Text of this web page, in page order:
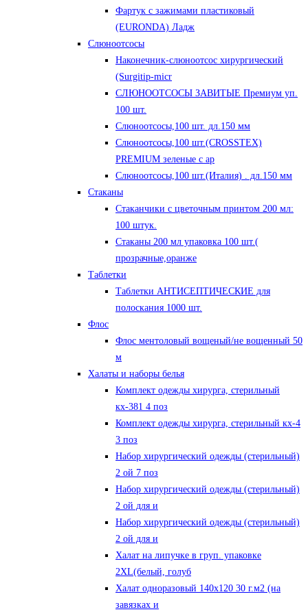
Фартук с зажимами пластиковый
(EURONDA) Ладж
Слюноотсосы
Наконечник-слюноотсос хирургический
(Surgitip-micr
СЛЮНООТСОСЫ ЗАВИТЫЕ Премиум уп.
100 шт.
Слюноотсосы,100 шт. дл.150 мм
Слюноотсосы,100 шт.(CROSSTEX)
PREMIUM зеленые с ар
Слюноотсосы,100 шт.(Италия) . дл.150 мм
Стаканы
Стаканчики с цветочным принтом 200 мл:
100 штук.
Стаканы 200 мл упаковка 100 шт.(
прозрачные,оранже
Таблетки
Таблетки АНТИСЕПТИЧЕСКИЕ для
полоскания 1000 шт.
Флос
Флос ментоловый вощеный/не вощенный 50
м
Халаты и наборы белья
Комплект одежды хирурга, стерильный
кх-381 4 поз
Комплект одежды хирурга, стерильный кх-4
3 поз
Набор хирургический одежды (стерильный)
2 ой 7 поз
Набор хирургический одежды (стерильный)
2 ой для и
Набор хирургический одежды (стерильный)
2 ой для и
Халат на липучке в груп. упаковке
2XL(белый, голуб
Халат одноразовый 140х120 30 г.м2 (на
завязках и